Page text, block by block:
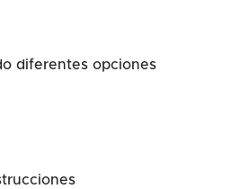
diferentes opciones